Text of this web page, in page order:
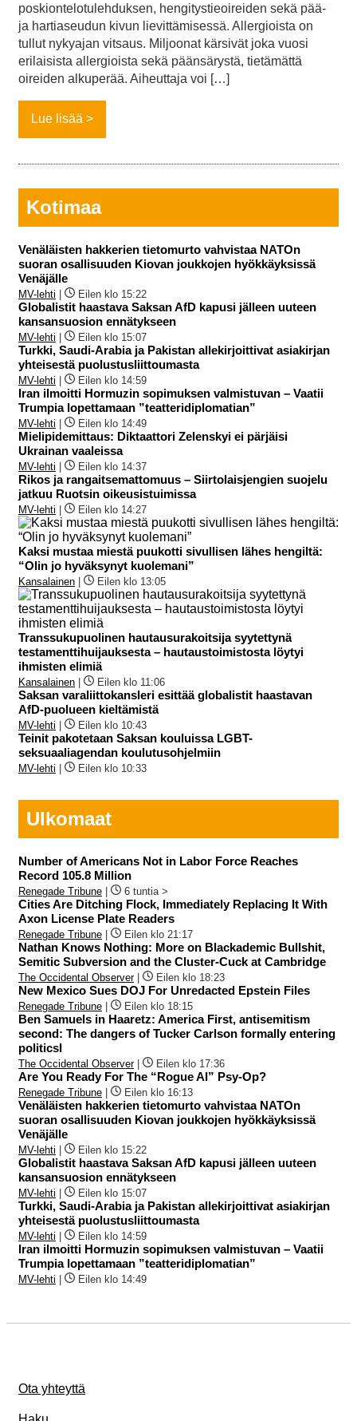
poskiontelotulehduksen, hengitystieoireiden sekä pää-
ja hartiaseudun kivun lievittämisessä. Allergioista on
tullut nykyajan vitsaus. Miljoonat kärsivät joka vuosi
erilaisista allergioista sekä päänsärystä, tietämättä
oireiden alkuperää. Aiheuttaja voi […]
Lue lisää
Kotimaa
Venäläisten hakkerien tietomurto vahvistaa NATOn
suoran osallisuuden Kiovan joukkojen hyökkäyksissä
Venäjälle
MV-lehti Eilen klo 15:22
Globalistit haastava Saksan AfD kapusi jälleen uuteen
kansansuosion ennätykseen
MV-lehti Eilen klo 15:07
Turkki, Saudi-Arabia ja Pakistan allekirjoittivat asiakirjan
yhteisestä puolustusliittoumasta
MV-lehti Eilen klo 14:59
Iran ilmoitti Hormuzin sopimuksen valmistuvan – Vaatii
Trumpia lopettamaan ”teatteridiplomatian”
MV-lehti Eilen klo 14:49
Mielipidemittaus: Diktaattori Zelenskyi ei pärjäisi
Ukrainan vaaleissa
MV-lehti Eilen klo 14:37
Rikos ja rangaitsemattomuus – Siirtolaisjengien suojelu
jatkuu Ruotsin oikeusistuimissa
MV-lehti Eilen klo 14:27
Kaksi mustaa miestä puukotti sivullisen lähes hengiltä:
“Olin jo hyväksynyt kuolemani”
Kansalainen Eilen klo 13:05
Transsukupuolinen hautausurakoitsija syytettynä
testamenttihuijauksesta – hautaustoimistosta löytyi
ihmisten elimiä
Kansalainen Eilen klo 11:06
Saksan varaliittokansleri esittää globalistit haastavan
AfD-puolueen kieltämistä
MV-lehti Eilen klo 10:43
Teinit pakotetaan Saksan kouluissa LGBT-
seksuaaliagendan koulutusohjelmiin
MV-lehti Eilen klo 10:33
Ulkomaat
Number of Americans Not in Labor Force Reaches
Record 105.8 Million
Renegade Tribune 6 tuntia >
Cities Are Ditching Flock, Immediately Replacing It With
Axon License Plate Readers
Renegade Tribune Eilen klo 21:17
Nathan Knows Nothing: More on Blackademic Bullshit,
Semitic Subversion and the Cluster-Cuck at Cambridge
The Occidental Observer| Eilen klo 18:23
New Mexico Sues DOJ For Unredacted Epstein Files
Renegade Tribune Eilen klo 18:15
Ben Samuels in Haaretz: America First, antisemitism
second: The dangers of Tucker Carlson formally entering
politicsI
The Occidental Observer| Eilen klo 17:36
Are You Ready For The “Rogue AI” Psy-Op?
Renegade Tribune Eilen klo 16:13
Venäläisten hakkerien tietomurto vahvistaa NATOn
suoran osallisuuden Kiovan joukkojen hyökkäyksissä
Venäjälle
MV-lehti Eilen klo 15:22
Globalistit haastava Saksan AfD kapusi jälleen uuteen
kansansuosion ennätykseen
MV-lehti Eilen klo 15:07
Turkki, Saudi-Arabia ja Pakistan allekirjoittivat asiakirjan
yhteisestä puolustusliittoumasta
MV-lehti Eilen klo 14:59
Iran ilmoitti Hormuzin sopimuksen valmistuvan – Vaatii
Trumpia lopettamaan ”teatteridiplomatian”
MV-lehti Eilen klo 14:49
Ota yhteyttä